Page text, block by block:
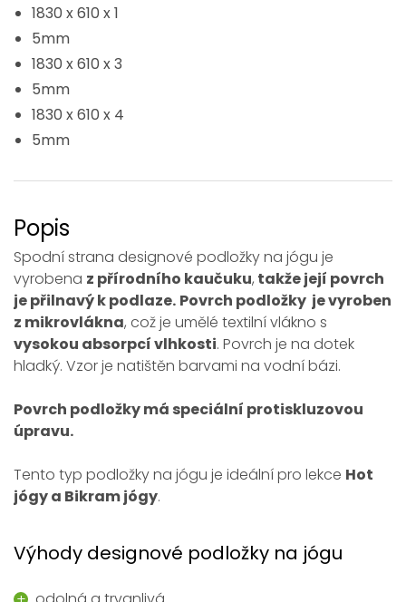
1830 x 610 x 1
5mm
1830 x 610 x 3
5mm
1830 x 610 x 4
5mm
Popis
Spodní strana designové podložky na jógu je
vyrobena z přírodního kaučuku, takže její povrch
je přilnavý k podlaze. Povrch podložky je vyroben
z mikrovlákna, což je umělé textilní vlákno s
vysokou absorpcí vlhkosti. Povrch je na dotek
hladký. Vzor je natištěn barvami na vodní bázi.
Povrch podložky má speciální protiskluzovou
úpravu.
Tento typ podložky na jógu je ideální pro lekce Hot
jógy a Bikram jógy.
Výhody designové podložky na jógu